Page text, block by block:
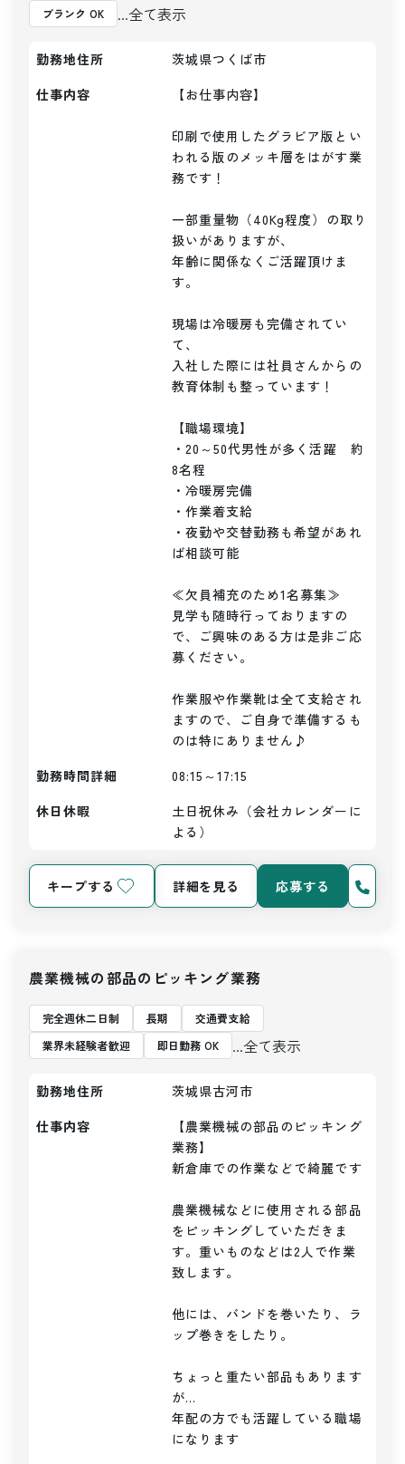
ブランク OK ...全て表示
勤務地住所
茨城県つくば市
仕事内容
【お仕事内容】
印刷で使用したグラビア版とい
われる版のメッキ層をはがす業
務です！
一部重量物（40Kg程度）の取り
扱いがありますが、
年齢に関係なくご活躍頂けま
す。
現場は冷暖房も完備されてい
て、
入社した際には社員さんからの
教育体制も整っています！
【職場環境】
・20～50代男性が多く活躍　約
8名程
・冷暖房完備
・作業着支給
・夜勤や交替勤務も希望があれ
ば相談可能
≪欠員補充のため1名募集≫
見学も随時行っておりますの
で、ご興味のある方は是非ご応
募ください。
作業服や作業靴は全て支給され
ますので、ご自身で準備するも
のは特にありません♪
勤務時間詳細
08:15～17:15
休日休暇
土日祝休み（会社カレンダーに
よる）
キープする 詳細を見る 応募する
農業機械の部品のピッキング業務
完全週休二日制 長期
交通費支給
業界未経験者歓迎
即日勤務 OK ...全て表示
勤務地住所
茨城県古河市
仕事内容
【農業機械の部品のピッキング
業務】
新倉庫での作業などで綺麗です
農業機械などに使用される部品
をピッキングしていただきま
す。重いものなどは2人で作業
致します。
他には、バンドを巻いたり、ラ
ップ巻きをしたり。
ちょっと重たい部品もあります
が...
年配の方でも活躍している職場
になります